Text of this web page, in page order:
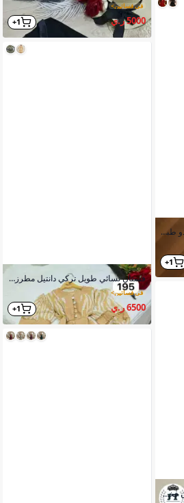
فستان تركي قصير طويل الأكمام ذو طبقات كسرات وربطة خصر منفصلة
1+
فستان قطعتين من قطن راقي لون فخم للنساء
في فساتين>
5000 ر.ي 1+
فستان نسائي طويل تركي دانتيل مطرز قصة صدر حرف V أكمام منفوخة
في فساتين>
6500 ر.ي 1+